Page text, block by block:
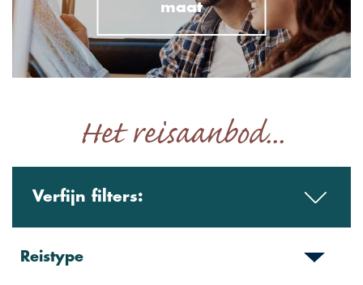
maat
Het reisaanbod...
Verfijn filters:
Reistype